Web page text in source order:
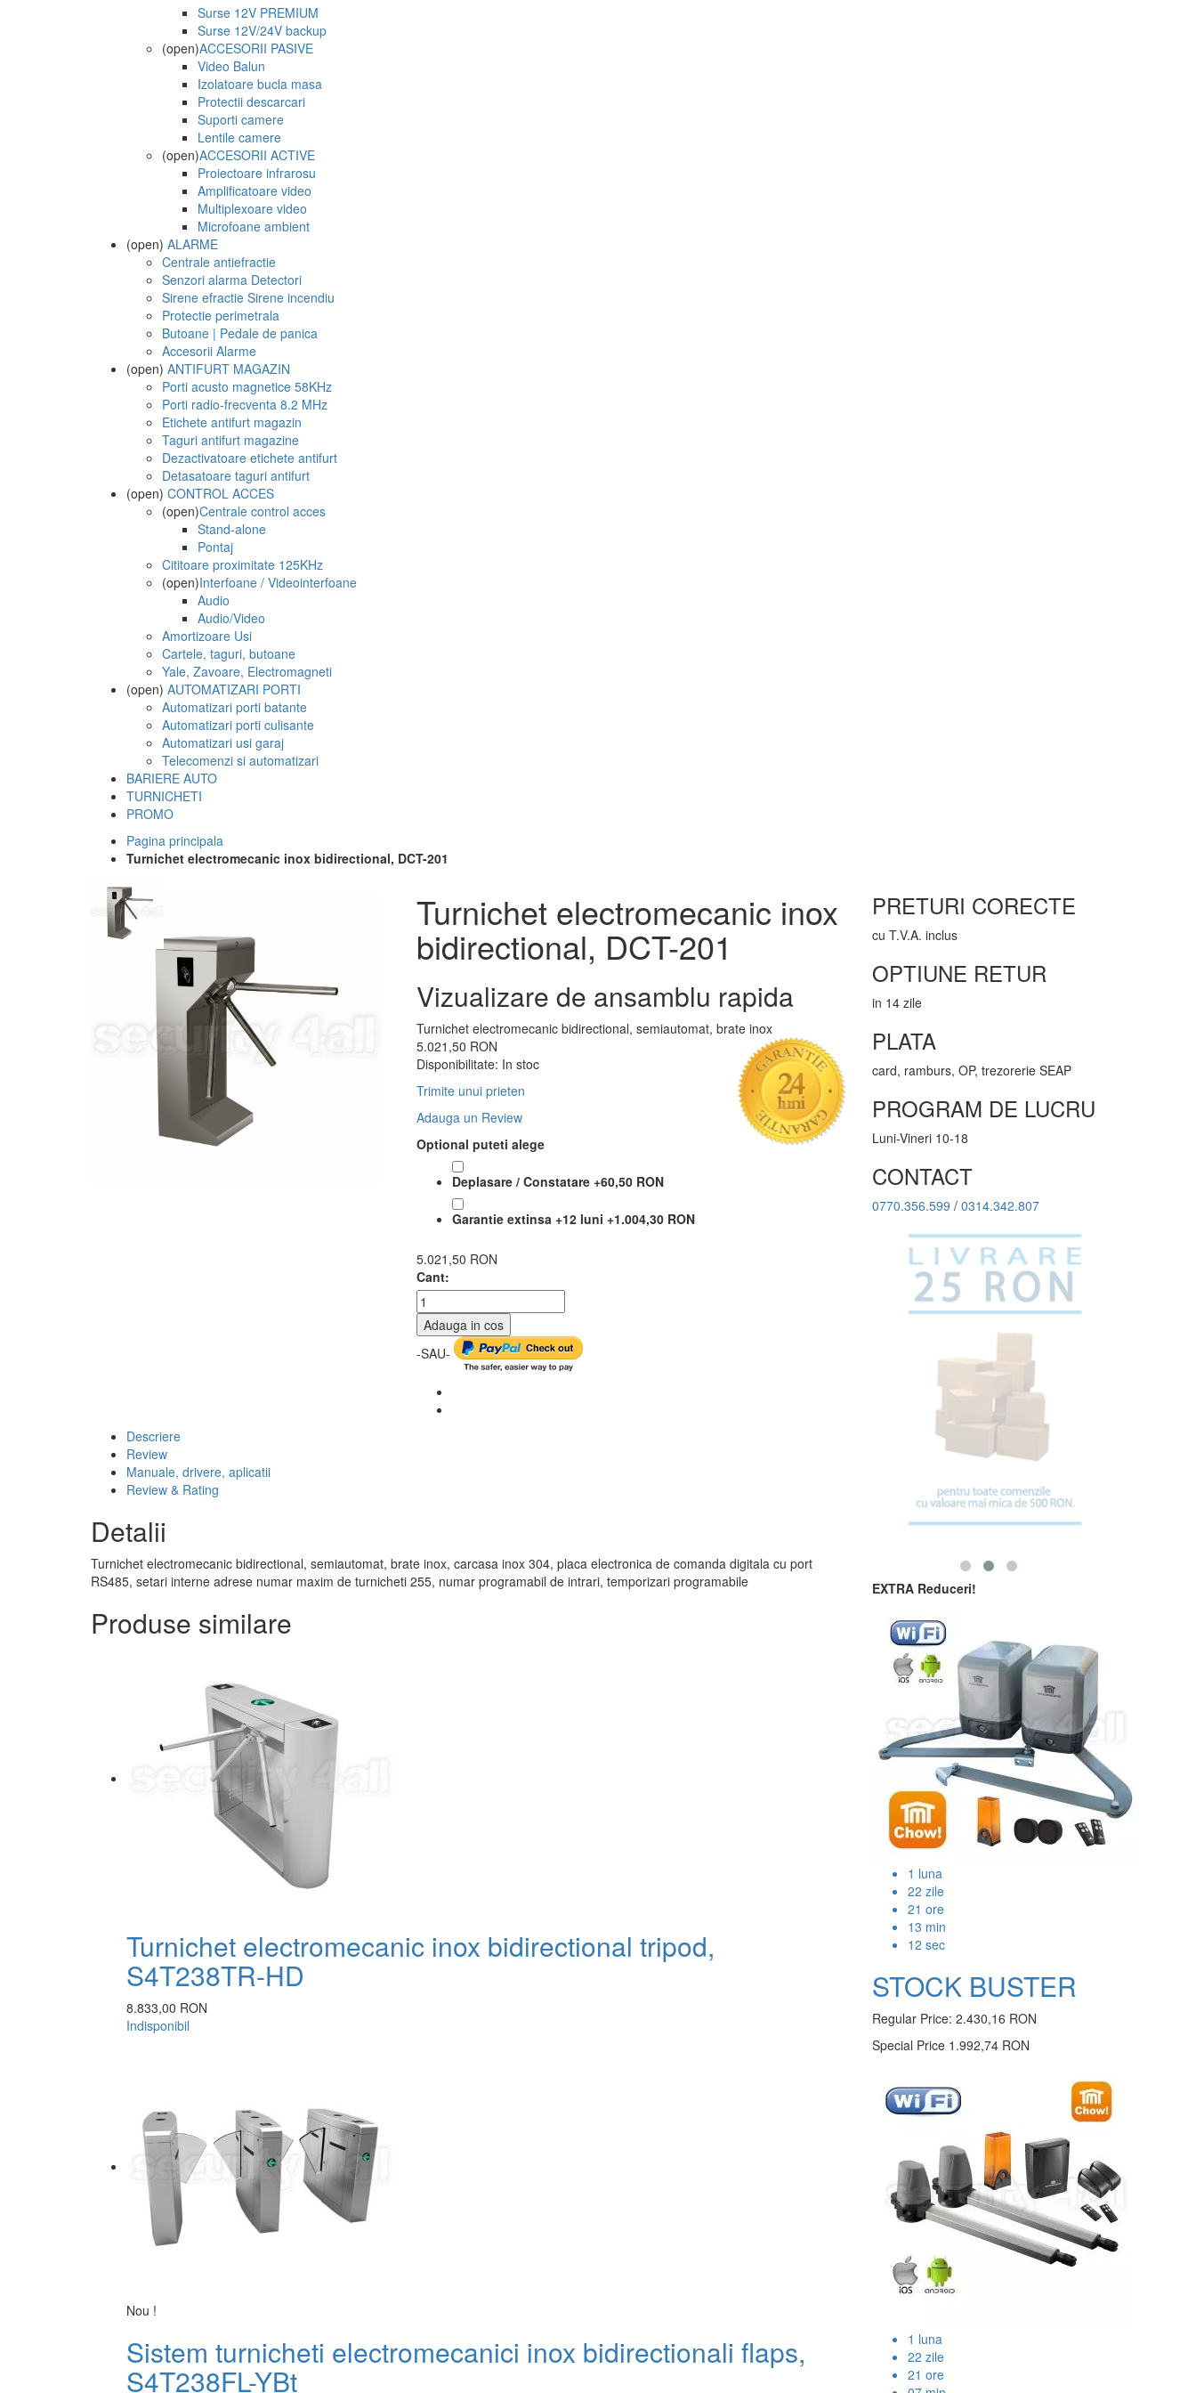
Surse 12V PREMIUM
Surse 12V/24V backup
(open)ACCESORII PASIVE
Video Balun
Izolatoare bucla masa
Protectii descarcari
Suporti camere
Lentile camere
(open)ACCESORII ACTIVE
Proiectoare infrarosu
Amplificatoare video
Multiplexoare video
Microfoane ambient
(open) ALARME
Centrale antiefractie
Senzori alarma Detectori
Sirene efractie Sirene incendiu
Protectie perimetrala
Butoane | Pedale de panica
Accesorii Alarme
(open) ANTIFURT MAGAZIN
Porti acusto magnetice 58KHz
Porti radio-frecventa 8.2 MHz
Etichete antifurt magazin
Taguri antifurt magazine
Dezactivatoare etichete antifurt
Detasatoare taguri antifurt
(open) CONTROL ACCES
(open)Centrale control acces
Stand-alone
Pontaj
Cititoare proximitate 125KHz
(open)Interfoane / Videointerfoane
Audio
Audio/Video
Amortizoare Usi
Cartele, taguri, butoane
Yale, Zavoare, Electromagneti
(open) AUTOMATIZARI PORTI
Automatizari porti batante
Automatizari porti culisante
Automatizari usi garaj
Telecomenzi si automatizari
BARIERE AUTO
TURNICHETI
PROMO
Pagina principala
Turnichet electromecanic inox bidirectional, DCT-201
Turnichet electromecanic inox
bidirectional, DCT-201
Vizualizare de ansamblu rapida
Turnichet electromecanic bidirectional, semiautomat, brate inox
5.021,50 RON
Disponibilitate: In stoc
Trimite unui prieten
Adauga un Review
Optional puteti alege
Deplasare / Constatare +60,50 RON
Garantie extinsa +12 luni +1.004,30 RON
5.021,50 RON
Cant:
Adauga in cos
-SAU-
Descriere
Review
Manuale, drivere, aplicatii
Review & Rating
Detalii
Turnichet electromecanic bidirectional, semiautomat, brate inox, carcasa inox 304, placa electronica de comanda digitala cu port
RS485, setari interne adrese numar maxim de turnicheti 255, numar programabil de intrari, temporizari programabile
Produse similare
Turnichet electromecanic inox bidirectional tripod,
S4T238TR-HD
8.833,00 RON
Indisponibil
Nou !
Sistem turnicheti electromecanici inox bidirectionali flaps,
S4T238FL-YBt
PRETURI CORECTE
cu T.V.A. inclus
OPTIUNE RETUR
in 14 zile
PLATA
card, ramburs, OP, trezorerie SEAP
PROGRAM DE LUCRU
Luni-Vineri 10-18
CONTACT
0770.356.599 / 0314.342.807
EXTRA Reduceri!
1 luna
22 zile
21 ore
13 min
11 sec
STOCK BUSTER
Regular Price: 2.430,16 RON
Special Price 1.992,74 RON
1 luna
22 zile
21 ore